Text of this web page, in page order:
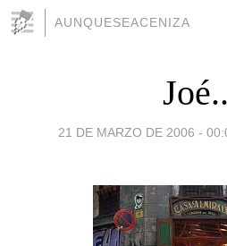
AUNQUESEACENIZA
21 DE MARZO DE 2006 -